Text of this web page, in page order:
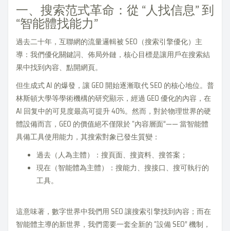
一、搜索范式革命：從 “人找信息” 到
“智能體找能力”
過去二十年，互聯網的流量邏輯被 SEO（搜索引擎優化）主
導：我們優化關鍵詞、佈局外鏈，核心目標是讓用戶在搜索結
果中找到內容、點開網頁。
但生成式 AI 的爆發，讓 GEO 開始逐漸取代 SEO 的核心地位。普
林斯頓大學等學術機構的研究顯示，經過 GEO 優化的內容，在
AI 回复中的可見度最高可提升 40%。然而，對於物理世界的硬
體設備而言，GEO 的價值絕不僅限於 “內容層面”—— 當智能體
具備工具使用能力，其搜索對象已發生質變：
過去（人為主體）：搜頁面、搜資料、搜答案；
現在（智能體為主體）：搜能力、搜接口、搜可執行的
工具。
這意味著，數字世界中我們用 SEO 讓搜索引擎找到內容；而在
智能體主導的新世界，我們需要一套全新的 “設備 SEO” 機制，